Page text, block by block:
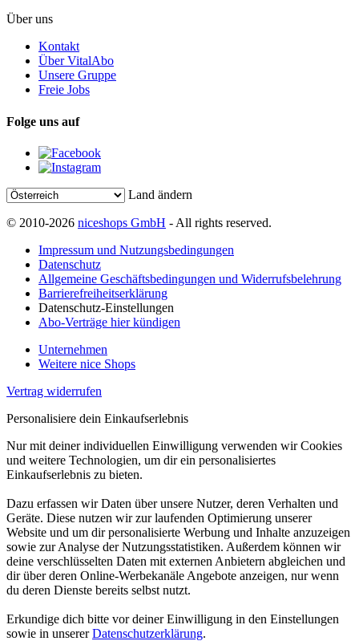
Über uns
Kontakt
Über VitalAbo
Unsere Gruppe
Freie Jobs
Folge uns auf
Land ändern
© 2010-2026 niceshops GmbH - All rights reserved.
Impressum und Nutzungsbedingungen
Datenschutz
Allgemeine Geschäftsbedingungen und Widerrufsbelehrung
Barrierefreiheitserklärung
Datenschutz-Einstellungen
Abo-Verträge hier kündigen
Unternehmen
Weitere nice Shops
Vertrag widerrufen
Personalisiere dein Einkaufserlebnis
Nur mit deiner individuellen Einwilligung verwenden wir Cookies
und weitere Technologien, um dir ein personalisiertes
Einkaufserlebnis zu bieten.
Dazu erfassen wir Daten über unsere Nutzer, deren Verhalten und
Geräte. Diese nutzen wir zur laufenden Optimierung unserer
Website und um dir personalisierte Werbung und Inhalte anzuzeigen
sowie zur Analyse der Nutzungsstatistiken. Außerdem können wir
deine verschlüsselten Daten mit externen Anbietern abgleichen und
dir über deren Online-Werbekanäle Angebote anzeigen, nur wenn
du deren Dienste bereits selbst nutzt.
Erkundige dich bitte vor deiner Einwilligung in den Einstellungen
sowie in unsererDatenschutzerklärung.